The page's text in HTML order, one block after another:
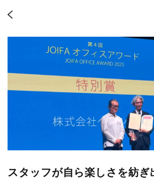
スタッフが自ら楽しさを紡ぎ